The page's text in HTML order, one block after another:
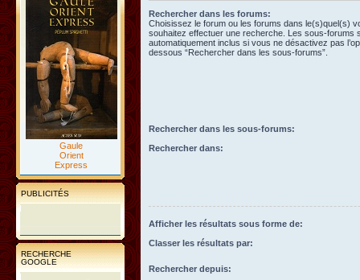
Gaule
Orient
Express
PUBLICITÉS
RECHERCHE
GOOGLE
Rechercher dans les forums:
Choisissez le forum ou les forums dans le(s)quel(s)
souhaitez effectuer une recherche. Les sous-forums
automatiquement inclus si vous ne désactivez pas
dessous “Rechercher dans les sous-forums”.
Rechercher dans les sous-forums:
Rechercher dans:
Afficher les résultats sous forme de:
Classer les résultats par:
Rechercher depuis: